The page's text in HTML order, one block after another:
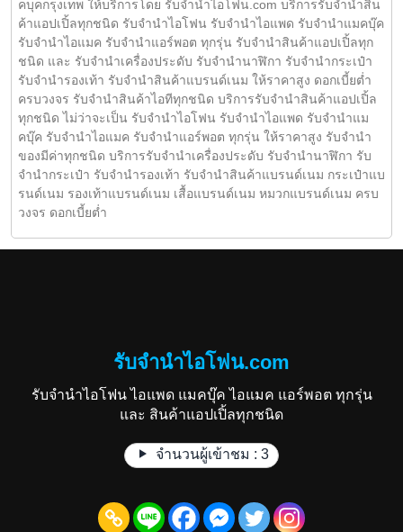
คบุคกรุงเทพ ให้บริการโดย รับจํานําไอโฟน.com บริการรับจำนำสิน
ค้าแอปเปิ้ลทุกชนิด รับจำนำไอโฟน รับจำนำไอแพด รับจำนำแมคบุ๊ค
รับจำนำไอแมค รับจำนำแอร์พอต ทุกรุ่น รับจำนำสินค้าแอปเปิ้ลทุก
ชนิด และ รับจำนำเครื่องประดับ รับจำนำนาฬิกา รับจำนำกระเป๋า
รับจำนำรองเท้า รับจำนำสินค้าแบรนด์เนม ให้ราคาสูง ดอกเบี้ยต่ำ
ครบวงจร รับจำนำสินค้าไอทีทุกชนิด บริการรับจำนำสินค้าแอปเปิ้ล
ทุกชนิด ไม่ว่าจะเป็น รับจำนำไอโฟน รับจำนำไอแพด รับจำนำแม
คบุ๊ค รับจำนำไอแมค รับจำนำแอร์พอต ทุกรุ่น ให้ราคาสูง รับจำนำ
ของมีค่าทุกชนิด บริการรับจำนำเครื่องประดับ รับจำนำนาฬิกา รับ
จำนำกระเป๋า รับจำนำรองเท้า รับจำนำสินค้าแบรนด์เนม กระเป๋าแบ
รนด์เนม รองเท้าแบรนด์เนม เสื้อแบรนด์เนม หมวกแบรนด์เนม ครบ
วงจร ดอกเบี้ยต่ำ
รับจำนำไอโฟน.com
รับจำนำไอโฟน ไอแพด แมคบุ๊ค ไอแมค แอร์พอต ทุกรุ่น
และ สินค้าแอปเปิ้ลทุกชนิด
จำนวนผู้เข้าชม : 3